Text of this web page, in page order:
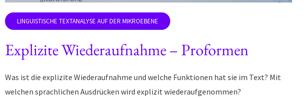
Explizite Wiederaufnahme – Proformen
Was ist die explizite Wiederaufnahme und welche Funktionen hat sie im Text? Mit
welchen sprachlichen Ausdrücken wird explizit wiederaufgenommen?